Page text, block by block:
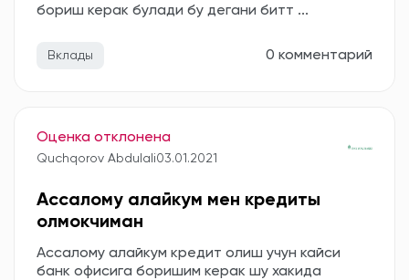
бориш керак булади бу дегани битт ...
Вклады 0 комментарий
Оценка отклонена
Quchqorov Abdulali03.01.2021
Ассалому алайкум мен кредиты
олмокчиман
Ассалому алайкум кредит олиш учун кайси
банк офисига боришим керак шу хакида